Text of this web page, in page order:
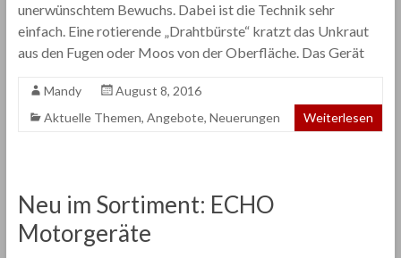
unerwünschtem Bewuchs. Dabei ist die Technik sehr
einfach. Eine rotierende „Drahtbürste“ kratzt das Unkraut
aus den Fugen oder Moos von der Oberfläche. Das Gerät
Mandy
August 8, 2016
Aktuelle Themen, Angebote, Neuerungen Weiterlesen
Neu im Sortiment: ECHO
Motorgeräte